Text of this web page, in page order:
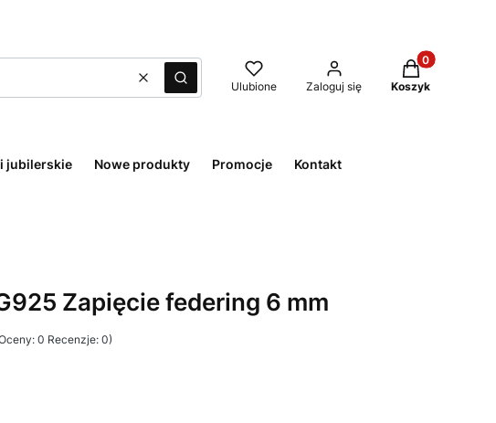
WyczyśćSzukaj Ulubione Zaloguj się
Produkty w
Koszyk
jubilerskie Nowe produkty Promocje Kontakt
Zapięcie federing 6 mm
0 Recenzje: 0)